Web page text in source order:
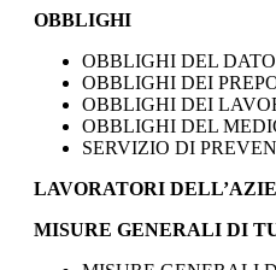
OBBLIGHI
OBBLIGHI DEL
OBBLIGHI DEI
OBBLIGHI DEI
OBBLIGHI DEL
SERVIZIO DI
LAVORATORI
MISURE GENERALI DI